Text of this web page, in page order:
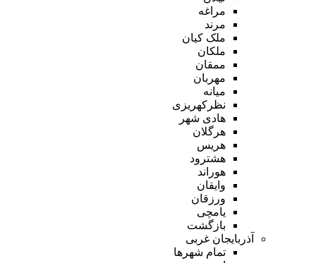
مراغه
مرند
ملک کیان
ملکان
ممقان
مهربان
میانه
نظرکهریزی
هادی شهر
هرگلان
هریس
هشترود
هوراند
وایقان
ورزقان
یامچی
بازگشت
آذربایجان غربی
تمام شهر‌ها